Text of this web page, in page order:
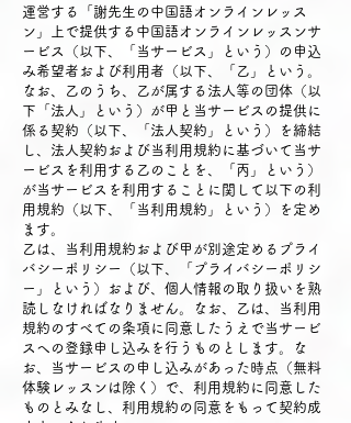
運営する「謝先生の中国語オンラインレッス
ン」上で提供する中国語オンラインレッスンサ
ービス（以下、「当サービス」という）の申込
み希望者および利用者（以下、「乙」という。
なお、乙のうち、乙が属する法人等の団体（以
下「法人」という）が甲と当サービスの提供に
係る契約（以下、「法人契約」という）を締結
し、法人契約および当利用規約に基づいて当サ
ービスを利用する乙のことを、「丙」という）
が当サービスを利用することに関して以下の利
用規約（以下、「当利用規約」という）を定め
ます。
乙は、当利用規約および甲が別途定めるプライ
バシーポリシー（以下、「プライバシーポリシ
ー」という）および、個人情報の取り扱いを熟
読しなければなりません。なお、乙は、当利用
規約のすべての条項に同意したうえで当サービ
スへの登録申し込みを行うものとします。な
お、当サービスの申し込みがあった時点（無料
体験レッスンは除く）で、利用規約に同意した
ものとみなし、利用規約の同意をもって契約成